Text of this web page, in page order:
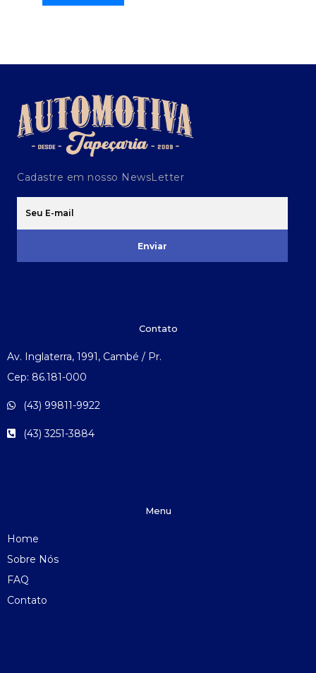
Cadastre em nosso NewsLetter
Enviar
Contato
Av. Inglaterra, 1991, Cambé / Pr.
Cep: 86.181-000
(43) 99811-9922
(43) 3251-3884
Menu
Home
Sobre Nós
FAQ
Contato